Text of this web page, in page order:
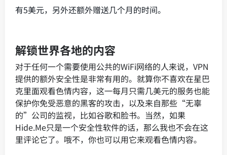
有5美元，另外还额外赠送几个月的时间。
解锁世界各地的内容
对于任何一个需要使用公共的WiFi网络的人来说，VPN
提供的额外安全性是非常有用的。就算你不喜欢在星巴
克里面观看色情内容，这一每月只需几美元的服务也能
保护你免受恶意的黑客的攻击，以及来自那些“无辜
的”公司的监视，比如谷歌和脸书。当然，如果
Hide.Me只是一个安全性软件的话，那么我也不会在这
里评论它了。哦不，你也可以用它来观看色情内容。